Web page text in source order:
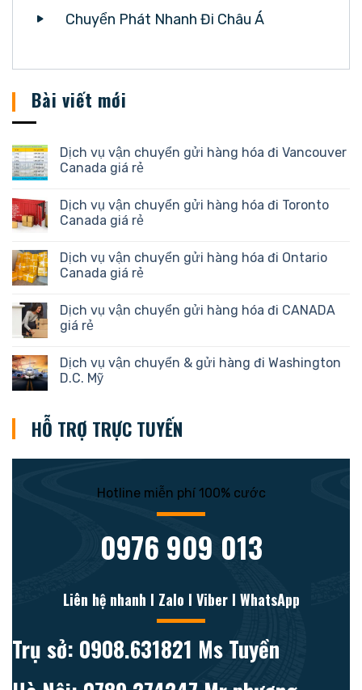
Chuyển Phát Nhanh Đi Châu Á
Bài viết mới
Dịch vụ vận chuyển gửi hàng hóa đi Vancouver
Canada giá rẻ
Dịch vụ vận chuyển gửi hàng hóa đi Toronto
Canada giá rẻ
Dịch vụ vận chuyển gửi hàng hóa đi Ontario
Canada giá rẻ
Dịch vụ vận chuyển gửi hàng hóa đi CANADA
giá rẻ
Dịch vụ vận chuyển & gửi hàng đi Washington
D.C. Mỹ
HỖ TRỢ TRỰC TUYẾN
Hotline miễn phí 100% cước
0976 909 013
Liên hệ nhanh l Zalo l Viber l WhatsApp
Trụ sở: 0908.631821 Ms Tuyền